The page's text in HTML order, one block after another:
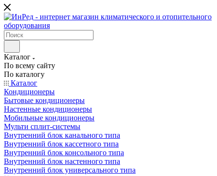
Каталог
По всему сайту
По каталогу
Каталог
Кондиционеры
Бытовые кондиционеры
Настенные кондиционеры
Мобильные кондиционеры
Мульти сплит-системы
Внутренний блок канального типа
Внутренний блок кассетного типа
Внутренний блок консольного типа
Внутренний блок настенного типа
Внутренний блок универсального типа